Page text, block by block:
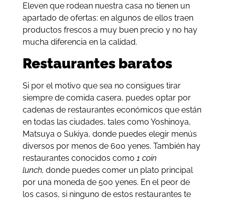
Eleven que rodean nuestra casa no tienen un
apartado de ofertas: en algunos de ellos traen
productos frescos a muy buen precio y no hay
mucha diferencia en la calidad.
Restaurantes baratos
Si por el motivo que sea no consigues tirar
siempre de comida casera, puedes optar por
cadenas de restaurantes económicos que están
en todas las ciudades, tales como Yoshinoya,
Matsuya o Sukiya, donde puedes elegir menús
diversos por menos de 600 yenes. También hay
restaurantes conocidos como 1 coin
lunch, donde puedes comer un plato principal
por una moneda de 500 yenes. En el peor de
los casos, si ninguno de estos restaurantes te